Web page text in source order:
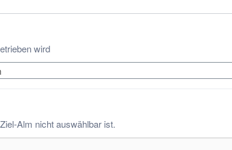
wird
Alm nicht auswählbar ist.